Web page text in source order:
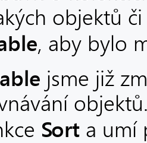
objektů
, aby bylo
jsme již
Sort a umí